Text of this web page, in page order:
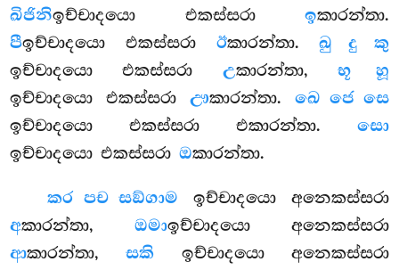
ඛිජිනිඉච්චාදයො එකස්සරා ඉකාරන්තා.
පීඉච්චාදයො එකස්සරා ඊකාරන්තා.ඛු දු කු
ඉච්චාදයො එකස්සරා උකාරන්තා, භූ හූ
ඉච්චාදයො එකස්සරාඌකාරන්තා. ඛෙ ජෙ සෙ
ඉච්චාදයො එකස්සරා එකාරන්තා. සො
ඉච්චාදයො එකස්සරාඔකාරන්තා.
කර පච සඞ්ගාම ඉච්චාදයො අනෙකස්සරා
අකාරන්තා, ඔමාඉච්චාදයො අනෙකස්සරා
ආකාරන්තා,සකි ඉච්චාදයො අනෙකස්සරා